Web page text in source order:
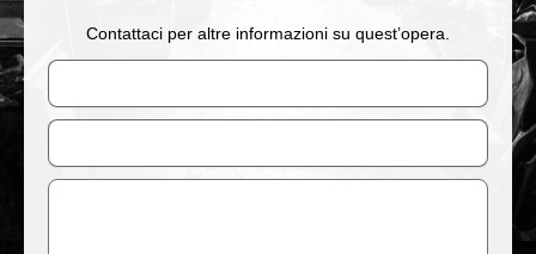
Contattaci per altre informazioni su quest’opera.
Nome
Email
Messaggio